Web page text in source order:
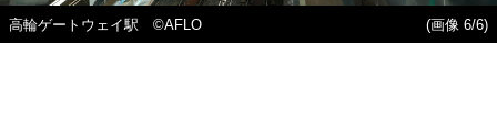
高輪ゲートウェイ駅 ©AFLO (画像 6/6)